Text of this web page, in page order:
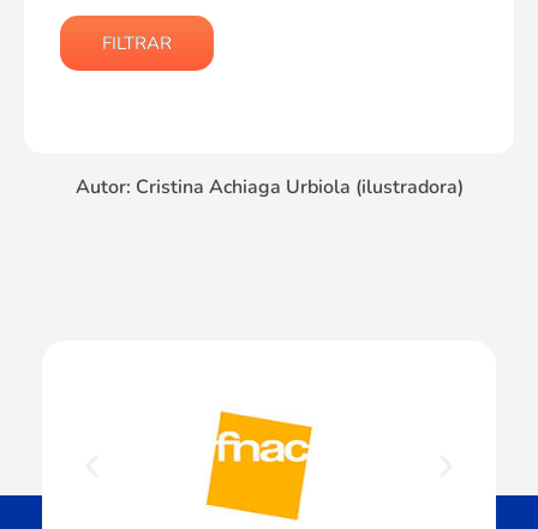
FILTRAR
Autor: Cristina Achiaga Urbiola (ilustradora)